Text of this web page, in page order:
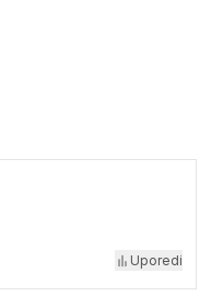
Uporedi